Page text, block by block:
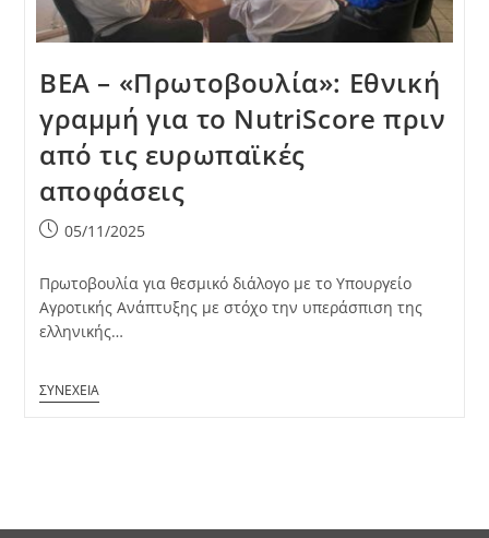
ΒΕΑ – «Πρωτοβουλία»: Εθνική
γραμμή για το NutriScore πριν
από τις ευρωπαϊκές
αποφάσεις
Post05/11/2025
Πρωτοβουλία για θεσμικό διάλογο με το Υπουργείο
Αγροτικής Ανάπτυξης με στόχο την υπεράσπιση της
ελληνικής…